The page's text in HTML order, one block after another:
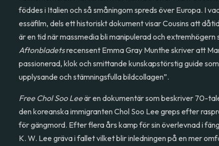
föddes i Italien och så småningom spreds över Europa. I
essäfilm, dels ett historiskt dokument visar Cousins att
är en tid när massmedia bli manipulerad och extremhögern
Aftonbladetsrecensent Emma Gray Munthe skriver att
passionerad, klok och smittande kunskapstörstig guide
upplysande och stämningsfulla bildcollagen”.
Free Chol Soo Leeär en dokumentär som beskriver 70-
den koreanska immigranten Chol Soo Lee greps efter
för gängmord. Efter flera års kamp för sin överlevnad i
K. W. Lee gräva i fallet vilket blir inledningen på en mer